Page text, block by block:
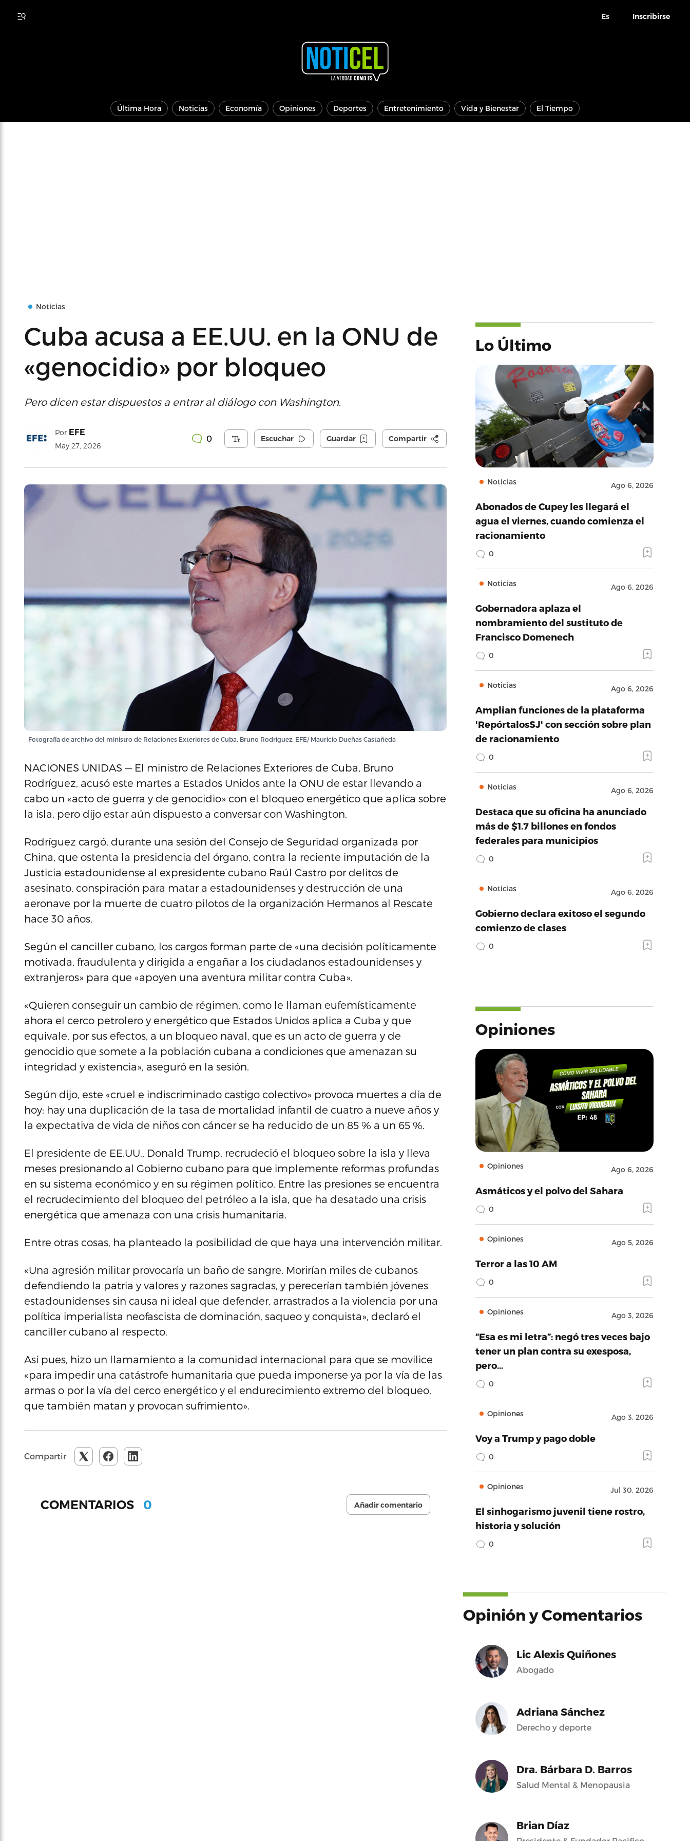
Es Inscribirse
Última Hora Noticias Economía Opiniones Deportes Entretenimiento Vida y Bienestar El Tiempo
Noticias
Cuba acusa a EE.UU. en la ONU de
«genocidio» por bloqueo
Pero dicen estar dispuestos a entrar al diálogo con Washington.
Por EFE
May 27, 2026
0 Escuchar Guardar Compartir
Fotografía de archivo del ministro de Relaciones Exteriores de Cuba, Bruno Rodríguez. EFE/ Mauricio Dueñas Castañeda
NACIONES UNIDAS — El ministro de Relaciones Exteriores de Cuba, Bruno
Rodríguez, acusó este martes a Estados Unidos ante la ONU de estar llevando a
cabo un «acto de guerra y de genocidio» con el bloqueo energético que aplica sobre
la isla, pero dijo estar aún dispuesto a conversar con Washington.
Rodríguez cargó, durante una sesión del Consejo de Seguridad organizada por
China, que ostenta la presidencia del órgano, contra la reciente imputación de la
Justicia estadounidense al expresidente cubano Raúl Castro por delitos de
asesinato, conspiración para matar a estadounidenses y destrucción de una
aeronave por la muerte de cuatro pilotos de la organización Hermanos al Rescate
hace 30 años.
Según el canciller cubano, los cargos forman parte de «una decisión políticamente
motivada, fraudulenta y dirigida a engañar a los ciudadanos estadounidenses y
extranjeros» para que «apoyen una aventura militar contra Cuba».
«Quieren conseguir un cambio de régimen, como le llaman eufemísticamente
ahora el cerco petrolero y energético que Estados Unidos aplica a Cuba y que
equivale, por sus efectos, a un bloqueo naval, que es un acto de guerra y de
genocidio que somete a la población cubana a condiciones que amenazan su
integridad y existencia», aseguró en la sesión.
Según dijo, este «cruel e indiscriminado castigo colectivo» provoca muertes a día de
hoy: hay una duplicación de la tasa de mortalidad infantil de cuatro a nueve años y
la expectativa de vida de niños con cáncer se ha reducido de un 85 % a un 65 %.
El presidente de EE.UU., Donald Trump, recrudeció el bloqueo sobre la isla y lleva
meses presionando al Gobierno cubano para que implemente reformas profundas
en su sistema económico y en su régimen político. Entre las presiones se encuentra
el recrudecimiento del bloqueo del petróleo a la isla, que ha desatado una crisis
energética que amenaza con una crisis humanitaria.
Entre otras cosas, ha planteado la posibilidad de que haya una intervención militar.
«Una agresión militar provocaría un baño de sangre. Morirían miles de cubanos
defendiendo la patria y valores y razones sagradas, y perecerían también jóvenes
estadounidenses sin causa ni ideal que defender, arrastrados a la violencia por una
política imperialista neofascista de dominación, saqueo y conquista», declaró el
canciller cubano al respecto.
Así pues, hizo un llamamiento a la comunidad internacional para que se movilice
«para impedir una catástrofe humanitaria que pueda imponerse ya por la vía de las
armas o por la vía del cerco energético y el endurecimiento extremo del bloqueo,
que también matan y provocan sufrimiento».
Compartir
COMENTARIOS 0 Añadir comentario
Lo Último
Noticias Ago 6, 2026
Abonados de Cupey les llegará el
agua el viernes, cuando comienza el
racionamiento
0
Noticias Ago 6, 2026
Gobernadora aplaza el
nombramiento del sustituto de
Francisco Domenech
0
Noticias Ago 6, 2026
Amplian funciones de la plataforma
'RepórtalosSJ' con sección sobre plan
de racionamiento
0
Noticias Ago 6, 2026
Destaca que su oficina ha anunciado
más de $1.7 billones en fondos
federales para municipios
0
Noticias Ago 6, 2026
Gobierno declara exitoso el segundo
comienzo de clases
0
Opiniones
Opiniones Ago 6, 2026
Asmáticos y el polvo del Sahara
0
Opiniones Ago 5, 2026
Terror a las 10 AM
0
Opiniones Ago 3, 2026
“Esa es mi letra”: negó tres veces bajo
tener un plan contra su exesposa,
pero…
0
Opiniones Ago 3, 2026
Voy a Trump y pago doble
0
Opiniones Jul 30, 2026
El sinhogarismo juvenil tiene rostro,
historia y solución
0
Opinión y Comentarios
Lic Alexis Quiñones
Abogado
Adriana Sánchez
Derecho y deporte
Dra. Bárbara D. Barros
Salud Mental & Menopausia
Brian Díaz